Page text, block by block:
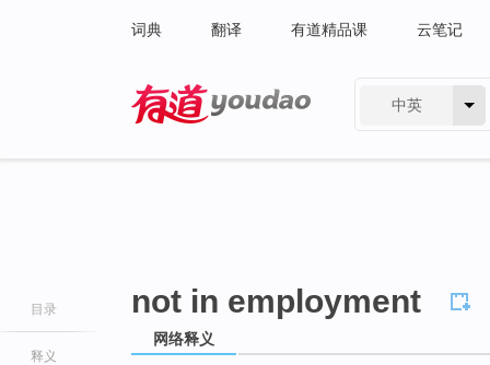
词典 翻译 有道精品课 云笔记
中英
目录
释义
not in employment
网络释义